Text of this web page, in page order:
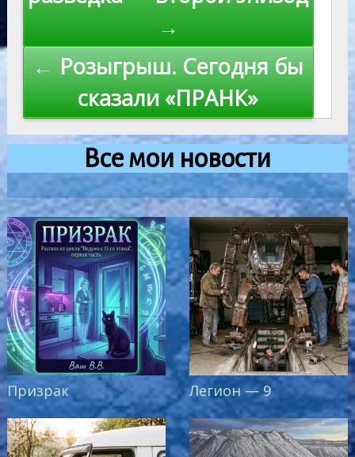
записям
→
← Розыгрыш. Сегодня бы
сказали «ПРАНК»
Все мои новости
Призрак Легион — 9